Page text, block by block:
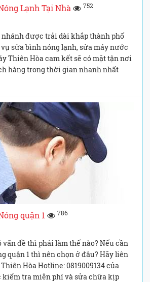
Lạnh Tại Nhà 752
được trải dài khắp thành phố
sửa bình nóng lạnh, sửa máy nước
Thiên Hòa cam kết sẽ có mặt tận nơi
hàng trong thời gian nhanh nhất
quận 1 786
đề thì phải làm thế nào? Nếu cần
quận 1 thì nên chọn ở đâu? Hãy liên
Hòa Hotline: 0819009134 của
tra miễn phí và sửa chữa kịp